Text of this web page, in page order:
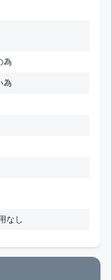
為
為
なし